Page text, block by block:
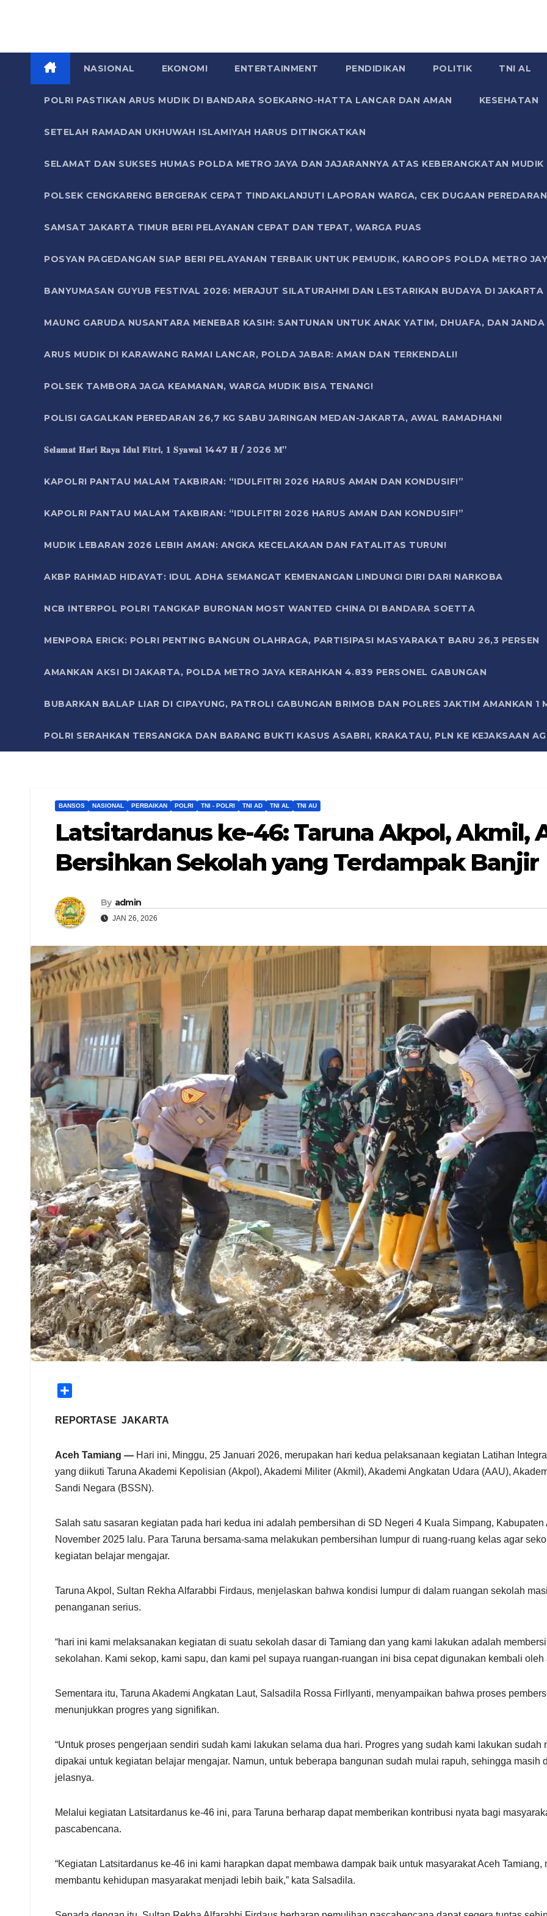
NASIONAL EKONOMI ENTERTAINMENT PENDIDIKAN POLITIK TNI AL
POLRI PASTIKAN ARUS MUDIK DI BANDARA SOEKARNO-HATTA LANCAR DAN AMAN KESEHATAN
SETELAH RAMADAN UKHUWAH ISLAMIYAH HARUS DITINGKATKAN
SELAMAT DAN SUKSES HUMAS POLDA METRO JAYA DAN JAJARANNYA ATAS KEBERANGKATAN
POLSEK CENGKARENG BERGERAK CEPAT TINDAKLANJUTI LAPORAN WARGA, CEK DUGAAN
SAMSAT JAKARTA TIMUR BERI PELAYANAN CEPAT DAN TEPAT, WARGA PUAS
POSYAN PAGEDANGAN SIAP BERI PELAYANAN TERBAIK UNTUK PEMUDIK, KAROOPS POLDA METRO
BANYUMASAN GUYUB FESTIVAL 2026: MERAJUT SILATURAHMI DAN LESTARIKAN BUDAYA DI JAKARTA
MAUNG GARUDA NUSANTARA MENEBAR KASIH: SANTUNAN UNTUK ANAK YATIM, DHUAFA, DAN
ARUS MUDIK DI KARAWANG RAMAI LANCAR, POLDA JABAR: AMAN DAN TERKENDALI!
POLSEK TAMBORA JAGA KEAMANAN, WARGA MUDIK BISA TENANG!
POLISI GAGALKAN PEREDARAN 26,7 KG SABU JARINGAN MEDAN-JAKARTA, AWAL RAMADHAN!
𝐒𝐞𝐥𝐚𝐦𝐚𝐭 𝐇𝐚𝐫𝐢 𝐑𝐚𝐲𝐚 𝐈𝐝𝐮𝐥 𝐅𝐢𝐭𝐫𝐢, 𝟏 𝐒𝐲𝐚𝐰𝐚𝐥 1447 𝐇 / 2026 𝐌”
KAPOLRI PANTAU MALAM TAKBIRAN: “IDULFITRI 2026 HARUS AMAN DAN KONDUSIF!”
KAPOLRI PANTAU MALAM TAKBIRAN: “IDULFITRI 2026 HARUS AMAN DAN KONDUSIF!”
MUDIK LEBARAN 2026 LEBIH AMAN: ANGKA KECELAKAAN DAN FATALITAS TURUN!
AKBP RAHMAD HIDAYAT: IDUL ADHA SEMANGAT KEMENANGAN LINDUNGI DIRI DARI NARKOBA
NCB INTERPOL POLRI TANGKAP BURONAN MOST WANTED CHINA DI BANDARA SOETTA
MENPORA ERICK: POLRI PENTING BANGUN OLAHRAGA, PARTISIPASI MASYARAKAT BARU 26,3 PERSEN
AMANKAN AKSI DI JAKARTA, POLDA METRO JAYA KERAHKAN 4.839 PERSONEL GABUNGAN
BUBARKAN BALAP LIAR DI CIPAYUNG, PATROLI GABUNGAN BRIMOB DAN POLRES JAKTIM AMANKAN 1
POLRI SERAHKAN TERSANGKA DAN BARANG BUKTI KASUS ASABRI, KRAKATAU, PLN KE KEJAKSAAN
BANSOS NASIONAL PERBAIKAN POLRI TNI - POLRI TNI AD TNI AL TNI AU
Latsitardanus ke-46: Taruna Akpol, Akmil,
Bersihkan Sekolah yang Terdampak Banjir
By admin
JAN 26, 2026
a
e
REPORTASE JAKARTA
Aceh Tamiang — Hari ini, Minggu, 25 Januari 2026, merupakan hari kedua pelaksanaan kegiatan Latihan
yang diikuti Taruna Akademi Kepolisian (Akpol), Akademi Militer (Akmil), Akademi Angkatan Udara (AAU),
Sandi Negara (BSSN).
Salah satu sasaran kegiatan pada hari kedua ini adalah pembersihan di SD Negeri 4 Kuala Simpang,
November 2025 lalu. Para Taruna bersama-sama melakukan pembersihan lumpur di ruang-ruang kelas agar
kegiatan belajar mengajar.
Taruna Akpol, Sultan Rekha Alfarabbi Firdaus, menjelaskan bahwa kondisi lumpur di dalam ruangan sekolah
penanganan serius.
“hari ini kami melaksanakan kegiatan di suatu sekolah dasar di Tamiang dan yang kami lakukan adalah
sekolahan. Kami sekop, kami sapu, dan kami pel supaya ruangan-ruangan ini bisa cepat digunakan kembali oleh
Sementara itu, Taruna Akademi Angkatan Laut, Salsadila Rossa Firllyanti, menyampaikan bahwa proses
menunjukkan progres yang signifikan.
“Untuk proses pengerjaan sendiri sudah kami lakukan selama dua hari. Progres yang sudah kami lakukan
dipakai untuk kegiatan belajar mengajar. Namun, untuk beberapa bangunan sudah mulai rapuh, sehingga masih
jelasnya.
Melalui kegiatan Latsitardanus ke-46 ini, para Taruna berharap dapat memberikan kontribusi nyata bagi
pascabencana.
“Kegiatan Latsitardanus ke-46 ini kami harapkan dapat membawa dampak baik untuk masyarakat Aceh
membantu kehidupan masyarakat menjadi lebih baik,” kata Salsadila.